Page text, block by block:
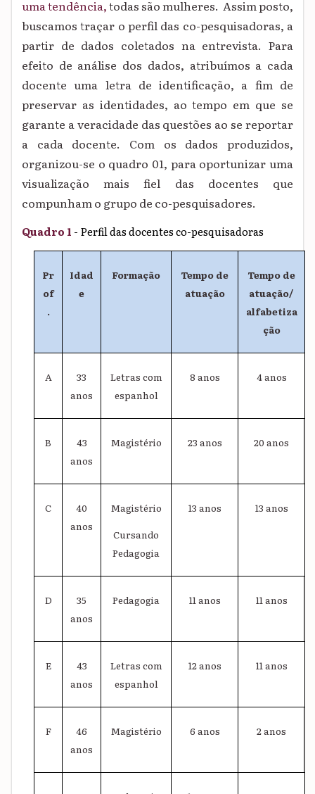
uma tendência,todas são mulheres. Assim posto,
buscamos traçar o perfil das co-pesquisadoras, a
partir de dados coletados na entrevista. Para
efeito de análise dos dados, atribuímos a cada
docente uma letra de identificação, a fim de
preservar as identidades, ao tempo em que se
garante a veracidade das questões ao se reportar
a cada docente. Com os dados produzidos,
organizou-se o quadro 01, para oportunizar uma
visualização mais fiel das docentes que
compunham o grupo de co-pesquisadores.
Quadro 1 - Perfil das docentes co-pesquisadoras
Pr
of
.
Idad
e
Formação
Tempo de
atuação
Tempo de
atuação/
alfabetiza
ção
A
33
anos
Letras com
espanhol
8 anos 4 anos
B
43
anos
Magistério 23 anos 20 anos
C
40
anos
Magistério
Cursando
Pedagogia
13 anos 13 anos
D
35
anos
Pedagogia 11 anos 11 anos
E
43
anos
Letras com
espanhol
12 anos 11 anos
F
46
anos
Magistério 6 anos 2 anos